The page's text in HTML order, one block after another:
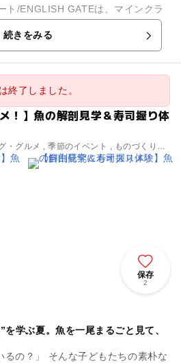
ト/ENGLISH GATEは、マインクラ
3つを融合した、小学生のための楽
続きをみる
終了しました。
！】魚の解剖見学＆寿司握り体
・グルメ , 季節のイベント , ものづくり・
保存
2
学ぶ夏。魚を一尾まるごと見て、
るの？」 そんな子どもたちの素朴な